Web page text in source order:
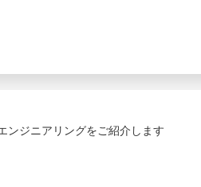
ンジニアリングをご紹介します